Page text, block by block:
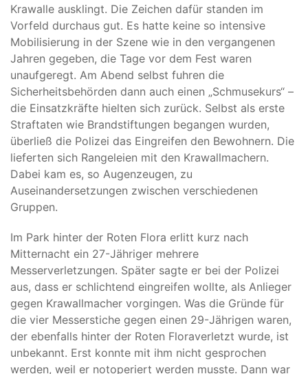
Krawalle ausklingt. Die Zeichen dafür standen im
Vorfeld durchaus gut. Es hatte keine so intensive
Mobilisierung in der Szene wie in den vergangenen
Jahren gegeben, die Tage vor dem Fest waren
unaufgeregt. Am Abend selbst fuhren die
Sicherheitsbehörden dann auch einen „Schmusekurs“ –
die Einsatzkräfte hielten sich zurück. Selbst als erste
Straftaten wie Brandstiftungen begangen wurden,
überließ die Polizei das Eingreifen den Bewohnern. Die
lieferten sich Rangeleien mit den Krawallmachern.
Dabei kam es, so Augenzeugen, zu
Auseinandersetzungen zwischen verschiedenen
Gruppen.
Im Park hinter der Roten Flora erlitt kurz nach
Mitternacht ein 27-Jähriger mehrere
Messerverletzungen. Später sagte er bei der Polizei
aus, dass er schlichtend eingreifen wollte, als Anlieger
gegen Krawallmacher vorgingen. Was die Gründe für
die vier Messerstiche gegen einen 29-Jährigen waren,
der ebenfalls hinter der Roten Floraverletzt wurde, ist
unbekannt. Erst konnte mit ihm nicht gesprochen
werden, weil er notoperiert werden musste. Dann war